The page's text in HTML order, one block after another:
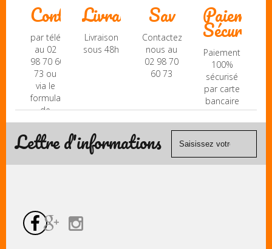
Contact
par téléphone
au 02
98 70 60
73 ou
via le
formulaire
de
contact
Livraison
Livraison
sous 48h
Sav
Contactez-
nous au
02 98 70
60 73
Paiement
Sécurisé
Paiement
100%
sécurisé
par carte
bancaire
(Mastercard,
Visa, ...) et
Lettre d'informations